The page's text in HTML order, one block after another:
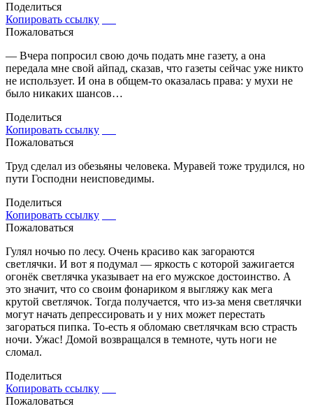
Поделиться
Копировать ссылку
Пожаловаться
— Вчера попросил свою дочь подать мне газету, а она
передала мне свой айпад, сказав, что газеты сейчас уже никто
не использует. И она в общем-то оказалась права: у мухи не
было никаких шансов…
Поделиться
Копировать ссылку
Пожаловаться
Труд сделал из обезьяны человека. Муравей тоже трудился, но
пути Господни неисповедимы.
Поделиться
Копировать ссылку
Пожаловаться
Гулял ночью по лесу. Очень красиво как загораются
светлячки. И вот я подумал — яркость с которой зажигается
огонёк светлячка указывает на его мужское достоинство. А
это значит, что со своим фонариком я выгляжу как мега
крутой светлячок. Тогда получается, что из-за меня светлячки
могут начать депрессировать и у них может перестать
загораться пипка. То-есть я обломаю светлячкам всю страсть
ночи. Ужас! Домой возвращался в темноте, чуть ноги не
сломал.
Поделиться
Копировать ссылку
Пожаловаться